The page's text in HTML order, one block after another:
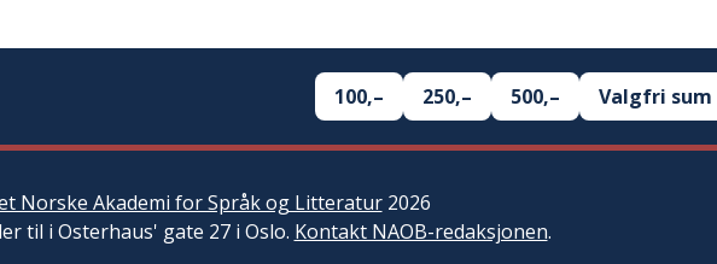
100,– 250,– 500,– Valgfri sum
Norske Akademi for Språk og Litteratur2026
til i Osterhaus' gate 27 i Oslo. Kontakt NAOB-redaksjonen.